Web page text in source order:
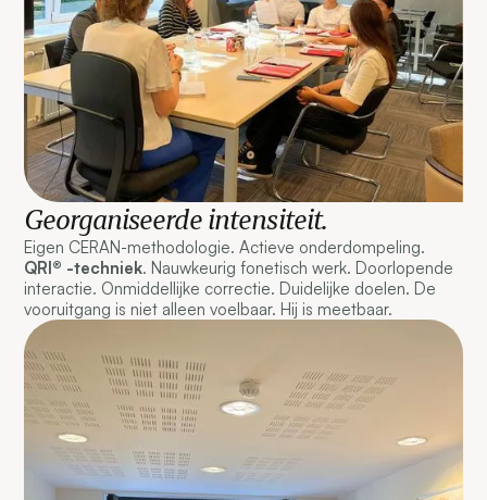
Georganiseerde intensiteit.
Eigen CERAN-methodologie. Actieve onderdompeling.
QRI® -techniek. Nauwkeurig fonetisch werk. Doorlopende
interactie. Onmiddellijke correctie. Duidelijke doelen. De
vooruitgang is niet alleen voelbaar. Hij is meetbaar.